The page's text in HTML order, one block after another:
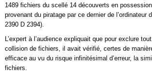
1489 fichiers du scellé 14 découverts en
provenant du piratage par ce dernier de l’ordinateur
2390 D 2394).
L’expert à l’audience expliquait que pour exclure
collision de fichiers, il avait vérifié, certes de
efficace au vu du risque infinitésimal d’erreur, la
fichiers.